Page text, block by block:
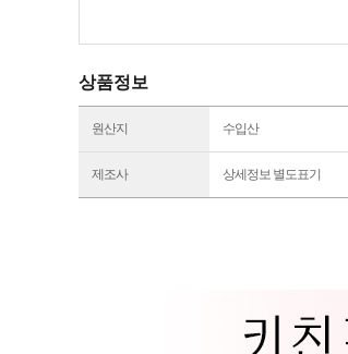
상품정보
원산지 수입산
제조사 상세정보 별도표기